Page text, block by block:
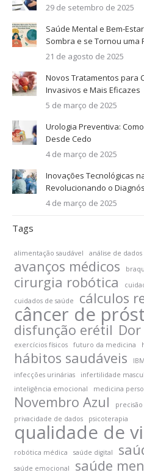
29 de setembro de 2025
Saúde Mental e Bem-
Sombra e se Tornou uma
21 de agosto de 2025
Novos Tratamentos para
Invasivos e Mais Eficazes
5 de março de 2025
Urologia Preventiva:
Desde Cedo
4 de março de 2025
Inovações Tecnológicas
Revolucionando o
4 de março de 2025
Tags
alimentação saudável análise de
avanços médicos
cirurgia robótica
cuidados de saúde
cálculos
câncer de
disfunção erétil
exercícios físicos futuro da medicina
hábitos saudáveis
infecções urinárias
infertilidade
inteligência emocional
medicina
Novembro Azul
privacidade de dados
psicoterapia
qualidade de
robótica médica
saúde digital
saúde emocional saúde